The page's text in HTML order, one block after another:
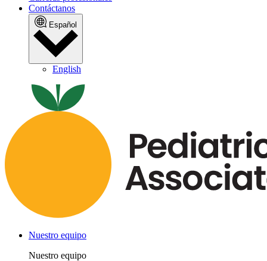
Contáctanos
Español
English
Nuestro equipo
Nuestro equipo